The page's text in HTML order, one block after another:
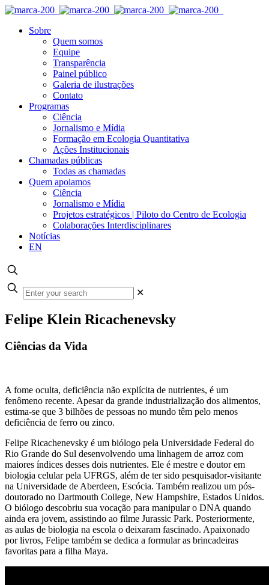
Sobre
Quem somos
Equipe
Transparência
Painel público
Galeria de ilustrações
Contato
Programas
Ciência
Jornalismo e Mídia
Formação em Ecologia Quantitativa
Ações Institucionais
Chamadas públicas
Todas as chamadas
Quem apoiamos
Ciência
Jornalismo e Mídia
Projetos estratégicos | Piloto do Centro de Ecologia
Colaborações Interdisciplinares
Notícias
EN
✕
Felipe Klein Ricachenevsky
Ciências da Vida
A fome oculta, deficiência não explícita de nutrientes, é um
fenômeno recente. Apesar da grande industrialização dos alimentos,
estima-se que 3 bilhões de pessoas no mundo têm pelo menos
deficiência de ferro ou zinco.
Felipe Ricachenevsky é um biólogo pela Universidade Federal do
Rio Grande do Sul desenvolvendo uma linhagem de arroz com
maiores índices desses dois nutrientes. Ele é mestre e doutor em
biologia celular pela UFRGS, além de ter sido pesquisador-visitante
na Universidade de Aberdeen, Escócia. Também realizou um pós-
doutorado no Dartmouth College, New Hampshire, Estados Unidos.
O biólogo descobriu sua vocação para manipular o DNA quando
ainda era jovem, assistindo ao filme Jurassic Park. Posteriormente,
as aulas de biologia na escola o deixaram fascinado. Apaixonado
por livros, Felipe também se dedica a formular as brincadeiras
favoritas para a filha Maya.